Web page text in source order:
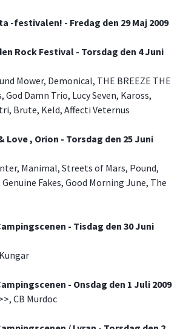
-festivalen! - Fredag den 29 Maj 2009
Rock Festival - Torsdag den 4 Juni
Mower, Demonical, THE BREEZE THE
God Damn Trio, Lucy Seven, Kaross,
Brute, Keld, Affecti Veternus
Love , Orion - Torsdag den 25 Juni
Manimal, Streets of Mars, Pound,
Fakes, Good Morning June, The
- Tisdag den 30 Juni
- Onsdag den 1 Juli 2009
CB Murdoc